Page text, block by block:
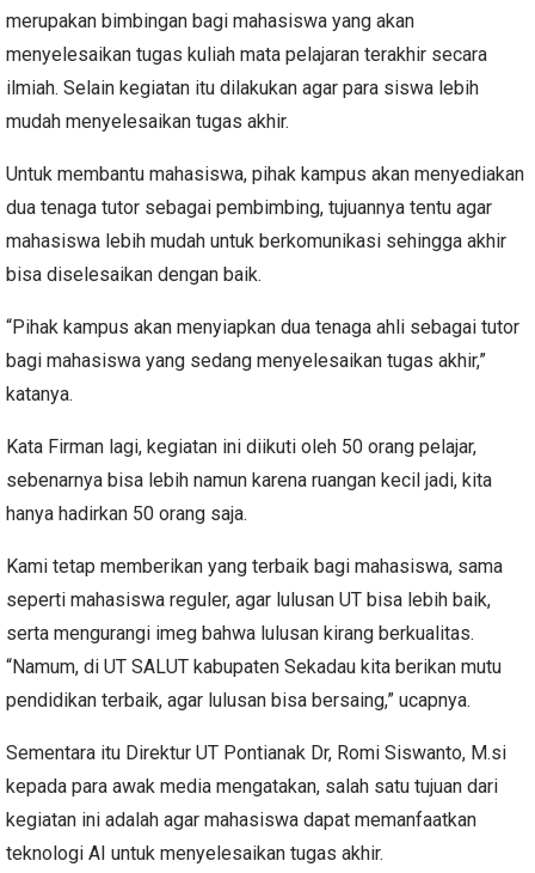
merupakan bimbingan bagi mahasiswa yang akan
menyelesaikan tugas kuliah mata pelajaran terakhir secara
ilmiah. Selain kegiatan itu dilakukan agar para siswa lebih
mudah menyelesaikan tugas akhir.
Untuk membantu mahasiswa, pihak kampus akan menyediakan
dua tenaga tutor sebagai pembimbing, tujuannya tentu agar
mahasiswa lebih mudah untuk berkomunikasi sehingga akhir
bisa diselesaikan dengan baik.
“Pihak kampus akan menyiapkan dua tenaga ahli sebagai tutor
bagi mahasiswa yang sedang menyelesaikan tugas akhir,”
katanya.
Kata Firman lagi, kegiatan ini diikuti oleh 50 orang pelajar,
sebenarnya bisa lebih namun karena ruangan kecil jadi, kita
hanya hadirkan 50 orang saja.
Kami tetap memberikan yang terbaik bagi mahasiswa, sama
seperti mahasiswa reguler, agar lulusan UT bisa lebih baik,
serta mengurangi imeg bahwa lulusan kirang berkualitas.
“Namum, di UT SALUT kabupaten Sekadau kita berikan mutu
pendidikan terbaik, agar lulusan bisa bersaing,” ucapnya.
Sementara itu Direktur UT Pontianak Dr, Romi Siswanto, M.si
kepada para awak media mengatakan, salah satu tujuan dari
kegiatan ini adalah agar mahasiswa dapat memanfaatkan
teknologi AI untuk menyelesaikan tugas akhir.